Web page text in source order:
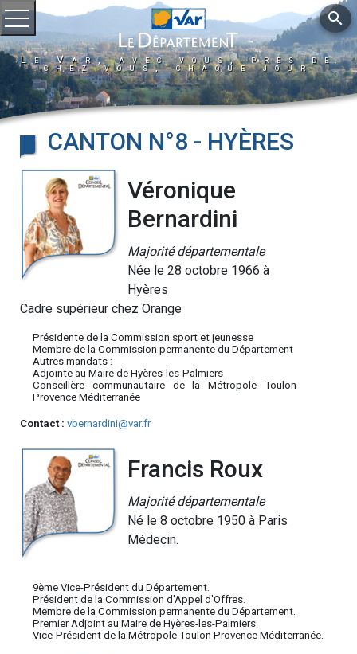
Ouvrir le menu
Le Var, avec vous, près de
chez vous, chaque jour
search
CANTON N°8 - HYÈRES
Véronique
Bernardini
Majorité départementale
Née le 28 octobre 1966 à
Hyères
Cadre supérieur chez Orange
Présidente de la Commission sport et jeunesse
Membre de la Commission permanente du Département
Autres mandats :
Adjointe au Maire de Hyères-les-Palmiers
Conseillère communautaire de la Métropole Toulon
Provence Méditerranée
Contact : vbernardini@var.fr
Francis Roux
Majorité départementale
Né le 8 octobre 1950 à Paris
Médecin.
9ème Vice-Président du Département.
Président de la Commission d'Appel d'Offres.
Membre de la Commission permanente du Département.
Premier Adjoint au Maire de Hyères-les-Palmiers.
Vice-Président de la Métropole Toulon Provence Méditerranée.